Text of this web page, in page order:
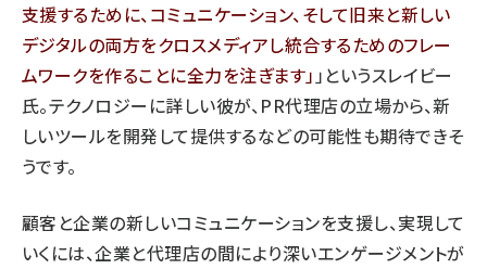
支援するために、コミュニケーション、そして旧来と新しい
デジタルの両方をクロスメディアし統合するためのフレー
ムワークを作ることに全力を注ぎます 」というスレイビー
氏。テクノロジーに詳しい彼が、PR代理店の立場から、新
しいツールを開発して提供するなどの可能性も期待できそ
うです。
顧客と企業の新しいコミュニケーションを支援し、実現して
いくには、企業と代理店の間により深いエンゲージメントが